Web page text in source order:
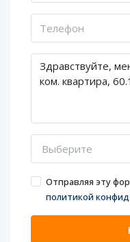
Выберите
Отправляя эту
политикой